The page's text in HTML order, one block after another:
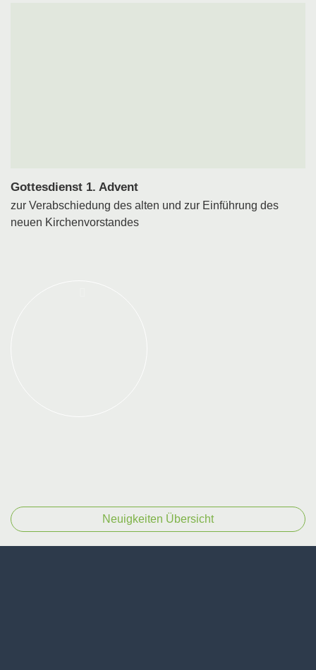
Gottesdienst 1. Advent
zur Verabschiedung des alten und zur Einführung des
neuen Kirchenvorstandes
Neuigkeiten Übersicht